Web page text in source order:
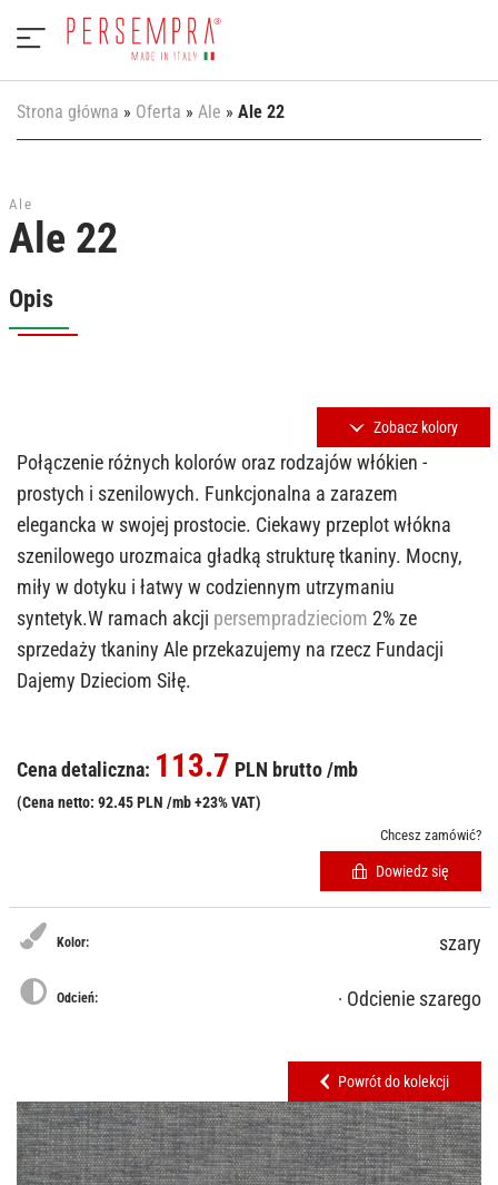
Strona główna » Oferta » Ale » Ale 22
Ale
Ale 22
Opis
Zobacz kolory
Połączenie różnych kolorów oraz rodzajów włókien -
prostych i szenilowych. Funkcjonalna a zarazem
elegancka w swojej prostocie. Ciekawy przeplot włókna
szenilowego urozmaica gładką strukturę tkaniny. Mocny,
miły w dotyku i łatwy w codziennym utrzymaniu
syntetyk.W ramach akcji persempradzieciom 2% ze
sprzedaży tkaniny Ale przekazujemy na rzecz Fundacji
Dajemy Dzieciom Siłę.
Cena detaliczna: 113.7 PLN brutto /mb
(Cena netto: 92.45 PLN /mb +23% VAT)
Chcesz zamówić?
Dowiedz się
Kolor: szary
Odcień: · Odcienie szarego
Powrót do kolekcji